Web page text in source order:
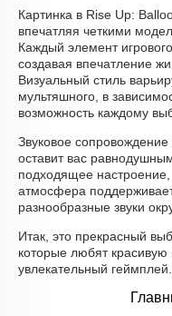
Картинка в Rise Up:
впечатляя четкими
Каждый элемент
создавая впечатление
Визуальный стиль
мультяшного, в
возможность каждому
Звуковое
оставит вас
подходящее
атмосфера
разнообразные звуки
Итак, это прекрасный
которые любят красивую
увлекательный геймплей.